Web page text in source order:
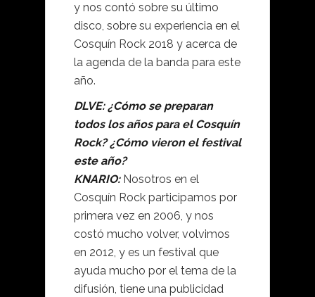
y nos contó sobre su último
disco, sobre su experiencia en el
Cosquín Rock 2018 y acerca de
la agenda de la banda para este
año.
DLVE: ¿Cómo se preparan
todos los años para el Cosquín
Rock? ¿Cómo vieron el festival
este año?
KNARIO:Nosotros en el
Cosquín Rock participamos por
primera vez en 2006, y nos
costó mucho volver, volvimos
en 2012, y es un festival que
ayuda mucho por el tema de la
difusión, tiene una publicidad